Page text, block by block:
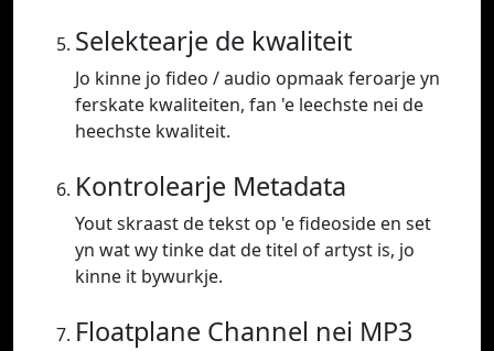
Selektearje de kwaliteit
Jo kinne jo fideo / audio opmaak feroarje yn
ferskate kwaliteiten, fan 'e leechste nei de
heechste kwaliteit.
Kontrolearje Metadata
Yout skraast de tekst op 'e fideoside en set
yn wat wy tinke dat de titel of artyst is, jo
kinne it bywurkje.
Floatplane Channel nei MP3